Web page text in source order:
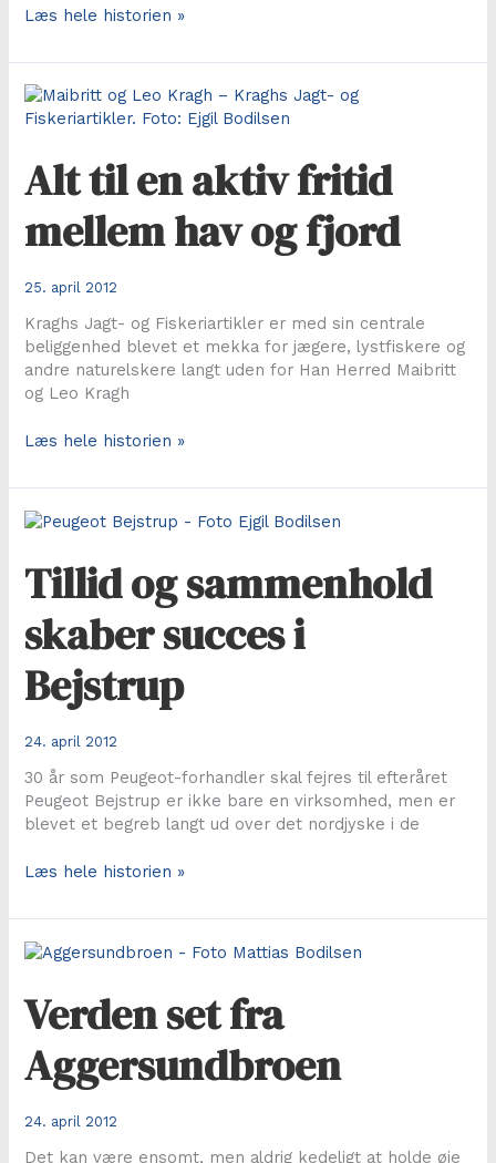
Flot
velfortjent
hæder
for
VM-
Rusland
Læs hele historien »
Alt til en aktiv fritid
mellem hav og fjord
25. april 2012
Kraghs Jagt- og Fiskeriartikler er med sin centrale
beliggenhed blevet et mekka for jægere, lystfiskere og
andre naturelskere langt uden for Han Herred Maibritt
og Leo Kragh
Alt
en
aktiv
fritid
hav
og
fjord
Læs hele historien »
Tillid og sammenhold
skaber succes i
Bejstrup
24. april 2012
30 år som Peugeot-forhandler skal fejres til efteråret
Peugeot Bejstrup er ikke bare en virksomhed, men er
blevet et begreb langt ud over det nordjyske i de
Tillid
sammenhold
skaber
succes
Bejstrup
Læs hele historien »
Verden set fra
Aggersundbroen
24. april 2012
Det kan være ensomt, men aldrig kedeligt at holde øje